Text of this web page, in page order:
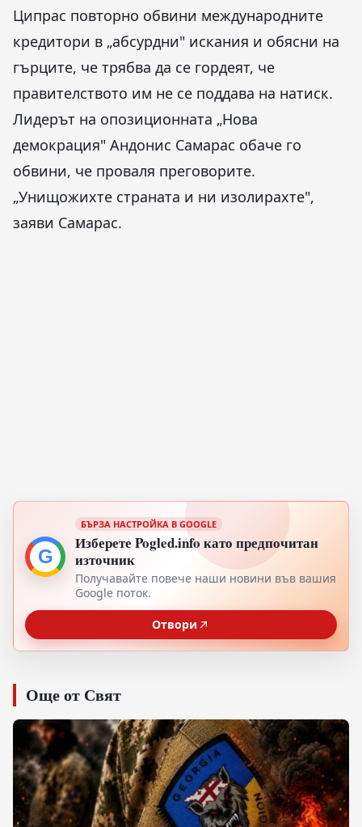
Ципрас повторно обвини международните
кредитори в „абсурдни" искания и обясни на
гърците, че трябва да се гордеят, че
правителството им не се поддава на натиск.
Лидерът на опозиционната „Нова
демокрация" Андонис Самарас обаче го
обвини, че проваля преговорите.
„Унищожихте страната и ни изолирахте",
заяви Самарас.
G
БЪРЗА НАСТРОЙКА В GOOGLE
Изберете Pogled.info като предпочитан
източник
Получавайте повече наши новини във вашия
Google поток.
Отвори
Още от Свят